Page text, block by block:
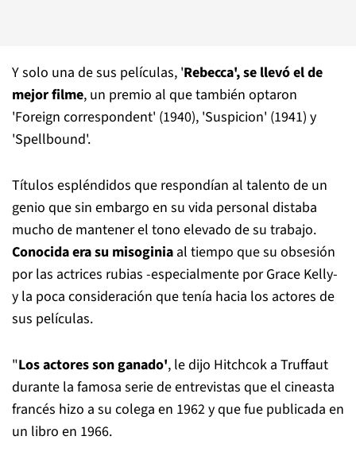
Y solo una de sus películas, 'Rebecca', se llevó el de
mejor filme, un premio al que también optaron
'Foreign correspondent' (1940), 'Suspicion' (1941) y
'Spellbound'.
Títulos espléndidos que respondían al talento de un
genio que sin embargo en su vida personal distaba
mucho de mantener el tono elevado de su trabajo.
Conocida era su misoginia al tiempo que su obsesión
por las actrices rubias -especialmente por Grace Kelly-
y la poca consideración que tenía hacia los actores de
sus películas.
"Los actores son ganado', le dijo Hitchcok a Truffaut
durante la famosa serie de entrevistas que el cineasta
francés hizo a su colega en 1962 y que fue publicada en
un libro en 1966.